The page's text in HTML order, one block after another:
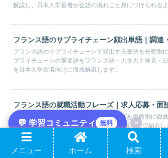
💬 学習コミュニティ 無料 ×
解説し、日本人学習者が会話の流れごと身につけられる
フランス語のサプライチェーン頻出単語｜調達
フランス語のサプライチェーンで頻出する単語を分野別
プライチェーンの重要語をフランス語・カタカナ発音・
を日本人学習者向けに徹底解説します。
フランス語の就職活動フレーズ｜求人応募・面
フランス語の就職活動で使う実用フレーズを場面別に徹
ランス語・カタカナ発音・日本語訳の3点セットで紹介
就職活動をそのまま使えるよう構成した保存版です。
メニュー ホーム 検索